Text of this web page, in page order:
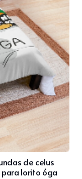
de celus
para lorito óga